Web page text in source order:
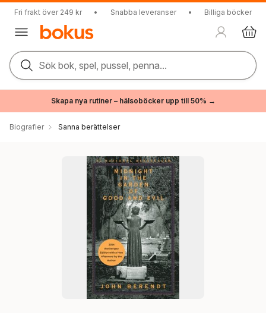
Fri frakt över 249 kr • Snabba leveranser • Billiga böcker
Sök bok, spel, pussel, penna...
Skapa nya rutiner – hälsoböcker upp till 50% →
Biografier Sanna berättelser